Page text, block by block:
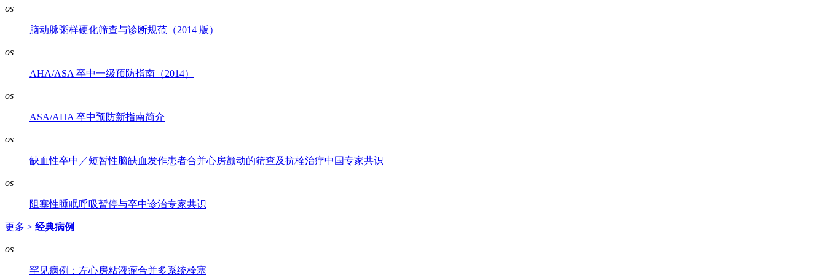
os
脑动脉粥样硬化筛查与诊断规范（2014 版）
os
AHA/ASA 卒中一级预防指南（2014）
os
ASA/AHA 卒中预防新指南简介
os
缺血性卒中／短暂性脑缺血发作患者合并心房颤动的筛查及抗栓治疗中国专家共识
os
阻塞性睡眠呼吸暂停与卒中诊治专家共识
更多 > 经典病例
os
罕见病例：左心房粘液瘤合并多系统栓塞